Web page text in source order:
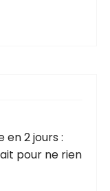
en 2 jours :
pour ne rien